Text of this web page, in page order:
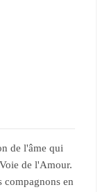
de l'âme qui
de l'Amour.
compagnons en